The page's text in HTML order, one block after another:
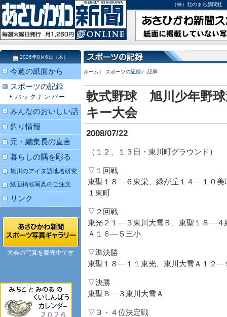
（株）北のまち新聞
ホーム スポーツの記録 記事
軟式野球 旭川少年野球
キー大会
2008/07/22
（１２、１３日・東川町グラウンド）
▽１回戦
東聖１８―６東栄、緑が丘１４―１０
１東町
▽２回戦
東光２１―３東川大雪Ｂ、東聖１８―
Ａ１６―５三小
▽準決勝
東聖１８―１１東光、東川大雪Ａ１２―
▽決勝
東聖８―３東川大雪Ａ
▽３・４位決定戦
2026年8月6日（木）
今週の紙面から
スポーツの記録
バックナンバー
みんなのおいしい話
釣り情報
元・編集長の直言
暮らしの隅を彫る
旭川のアイヌ語地名研究
紙面掲載写真のご注文
リンク
大会の写真を販売中です